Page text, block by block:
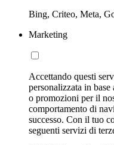
Bing, Criteo, Meta,
Marketing
Accettando questi
personalizzata in
o promozioni per il
comportamento di
successo. Con il tuo
seguenti servizi di